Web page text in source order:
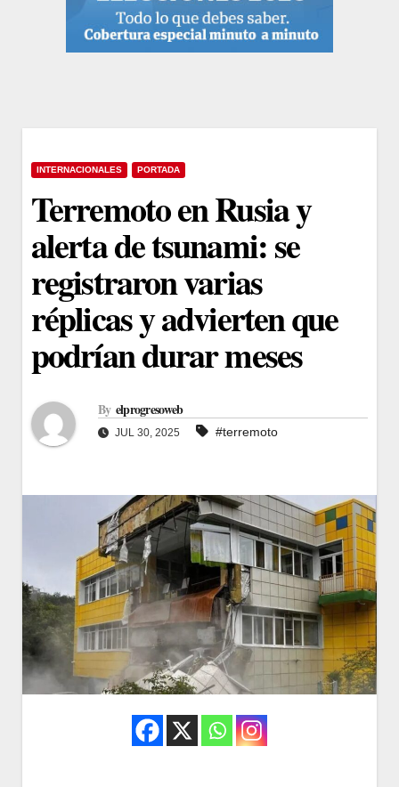
INTERNACIONALES PORTADA
Terremoto en Rusia y
alerta de tsunami: se
registraron varias
réplicas y advierten que
podrían durar meses
By elprogresoweb
JUL 30, 2025 #terremoto